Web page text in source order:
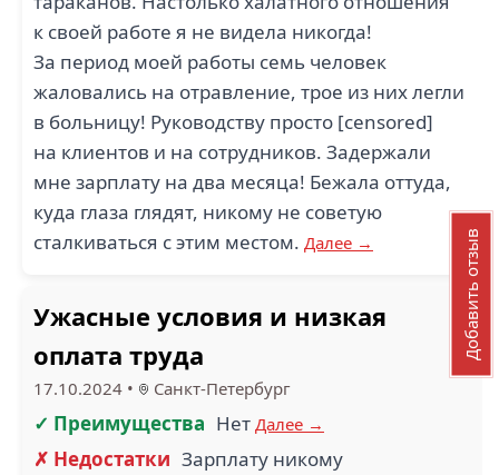
к своей работе я не видела никогда!
За период моей работы семь человек
жаловались на отравление, трое из них легли
в больницу! Руководству просто [censored]
на клиентов и на сотрудников. Задержали
мне зарплату на два месяца! Бежала оттуда,
куда глаза глядят, никому не советую
сталкиваться с этим местом. Далее →
Ужасные условия и низкая
оплата труда
17.10.2024 • Санкт-Петербург
✓ Преимущества Нет Далее →
✗ Недостатки Зарплату никому
Добавить отзыв